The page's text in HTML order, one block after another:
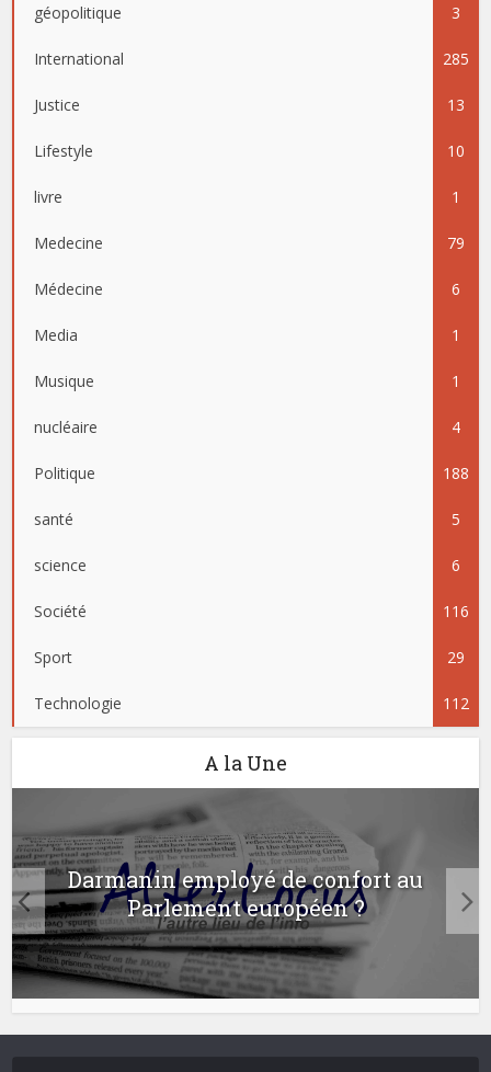
géopolitique 3
International 285
Justice 13
Lifestyle 10
livre 1
Medecine 79
Médecine 6
Media 1
Musique 1
nucléaire 4
Politique 188
santé 5
science 6
Société 116
Sport 29
Technologie 112
A la Une
Darmanin employé de confort au
Parlement européen ?